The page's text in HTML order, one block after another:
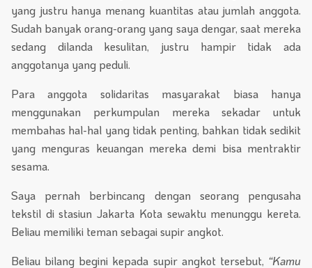
yang justru hanya menang kuantitas atau jumlah anggota.
Sudah banyak orang-orang yang saya dengar, saat mereka
sedang dilanda kesulitan, justru hampir tidak ada
anggotanya yang peduli.
Para anggota solidaritas masyarakat biasa hanya
menggunakan perkumpulan mereka sekadar untuk
membahas hal-hal yang tidak penting, bahkan tidak sedikit
yang menguras keuangan mereka demi bisa mentraktir
sesama.
Saya pernah berbincang dengan seorang pengusaha
tekstil di stasiun Jakarta Kota sewaktu menunggu kereta.
Beliau memiliki teman sebagai supir angkot.
Beliau bilang begini kepada supir angkot tersebut, “Kamu